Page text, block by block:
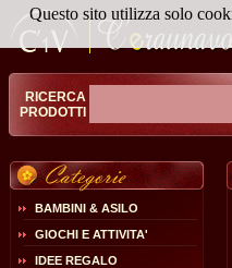
RICERCA
PRODOTTI
BAMBINI & ASILO
GIOCHI E ATTIVITA'
IDEE REGALO
Questo sito utilizza solo